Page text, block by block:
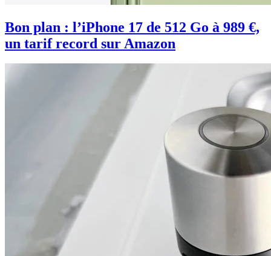
Bon plan : l’iPhone 17 de 512 Go à 989 €,
un tarif record sur Amazon